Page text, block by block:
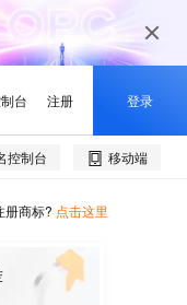
册商标? 点击这里